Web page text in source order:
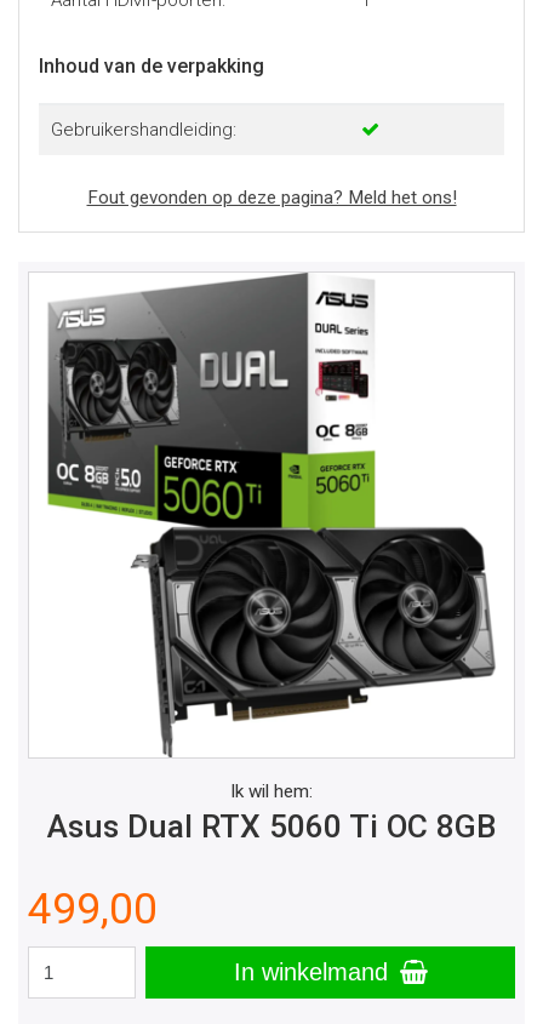
Inhoud van de verpakking
Gebruikershandleiding:
Fout gevonden op deze pagina? Meld het ons!
Ik wil hem:
Asus Dual RTX 5060 Ti OC 8GB
499,00
In winkelmand